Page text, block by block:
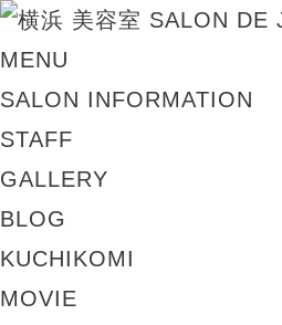
MENU
SALON INFORMATION
STAFF
GALLERY
BLOG
KUCHIKOMI
MOVIE